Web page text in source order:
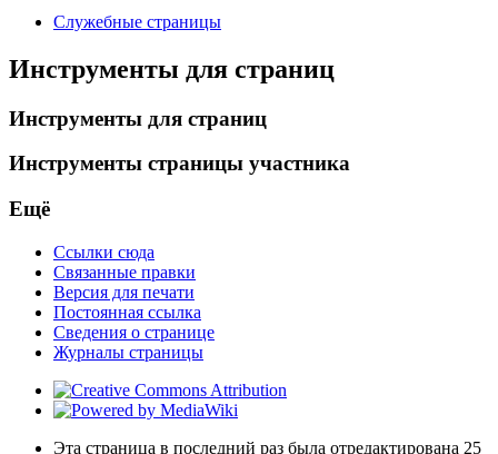
Служебные страницы
Инструменты для страниц
Инструменты для страниц
Инструменты страницы участника
Ещё
Ссылки сюда
Связанные правки
Версия для печати
Постоянная ссылка
Сведения о странице
Журналы страницы
Эта страница в последний раз была отредактирована 25